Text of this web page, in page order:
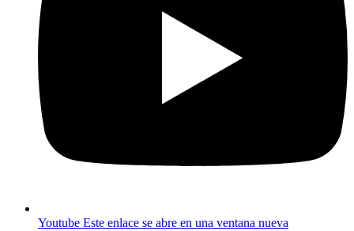
Youtube Este enlace se abre en una ventana nueva